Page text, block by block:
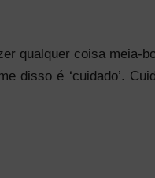
qualquer coisa meia-
disso é ‘cuidado’.